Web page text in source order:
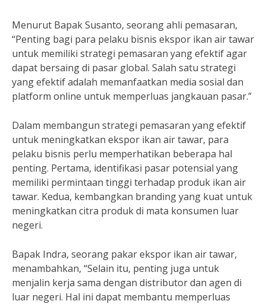
Menurut Bapak Susanto, seorang ahli pemasaran,
“Penting bagi para pelaku bisnis ekspor ikan air tawar
untuk memiliki strategi pemasaran yang efektif agar
dapat bersaing di pasar global. Salah satu strategi
yang efektif adalah memanfaatkan media sosial dan
platform online untuk memperluas jangkauan pasar.”
Dalam membangun strategi pemasaran yang efektif
untuk meningkatkan ekspor ikan air tawar, para
pelaku bisnis perlu memperhatikan beberapa hal
penting. Pertama, identifikasi pasar potensial yang
memiliki permintaan tinggi terhadap produk ikan air
tawar. Kedua, kembangkan branding yang kuat untuk
meningkatkan citra produk di mata konsumen luar
negeri.
Bapak Indra, seorang pakar ekspor ikan air tawar,
menambahkan, “Selain itu, penting juga untuk
menjalin kerja sama dengan distributor dan agen di
luar negeri. Hal ini dapat membantu memperluas